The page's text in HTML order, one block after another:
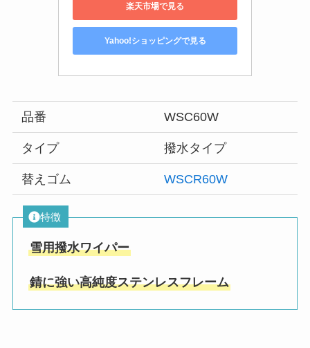
楽天市場で見る
Yahoo!ショッピングで見る
品番 WSC60W
タイプ 撥水タイプ
替えゴム WSCR60W
特徴
雪用撥水ワイパー
錆に強い高純度ステンレスフレーム